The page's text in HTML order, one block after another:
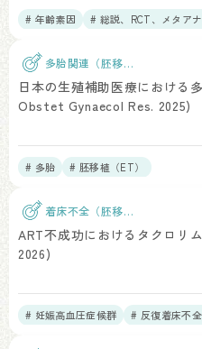
# 年齢素因 # 総説、RCT、メタア
多胎関連（胚移
植）
日本の生殖補助医療における
Obstet Gynaecol Res. 2025)
# 多胎 # 胚移植（ET）
着床不全（胚移
植）
ART不成功におけるタクロリ
2026)
# 妊娠高血圧症候群 # 反復着床不全